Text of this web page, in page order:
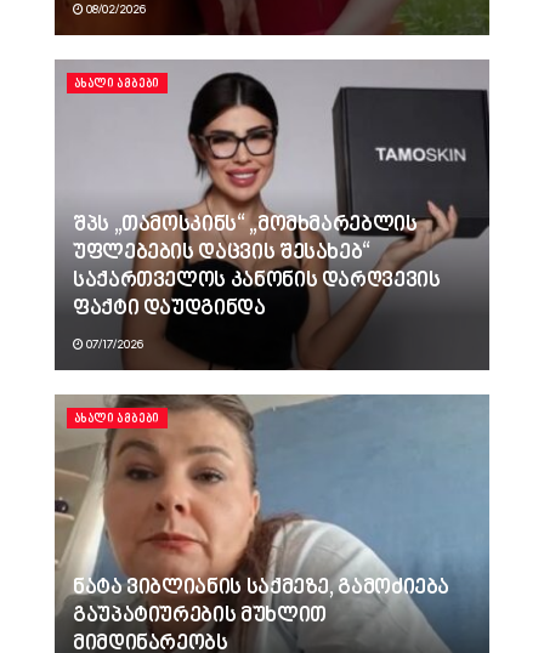
08/02/2026
ᲐᲮᲐᲚᲘ ᲐᲛᲑᲔᲑᲘ
შპს „თამოსკინს“ „მომხმარებლის
უფლებების დაცვის შესახებ“
საქართველოს კანონის დარღვევის
ფაქტი დაუდგინდა
07/17/2026
ᲐᲮᲐᲚᲘ ᲐᲛᲑᲔᲑᲘ
ნატა ვიბლიანის საქმეზე, გამოძიება
გაუპატიურების მუხლით
მიმდინარეობს